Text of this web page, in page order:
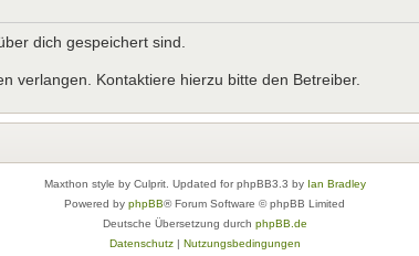
dich gespeichert sind.
verlangen. Kontaktiere hierzu bitte den Betreiber.
Maxthon style by Culprit. Updated for phpBB3.3 by Ian Bradley
Powered by phpBB® Forum Software © phpBB Limited
Deutsche Übersetzung durch phpBB.de
Datenschutz| Nutzungsbedingungen